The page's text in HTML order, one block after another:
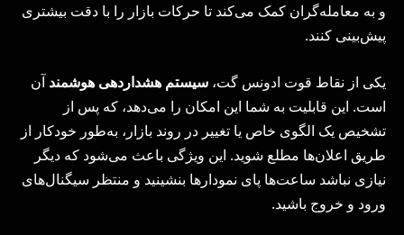
و به معامله‌گران کمک می‌کند تا حرکات بازار را با دقت بیشتری
پیش‌بینی کنند.
یکی از نقاط قوت ادونس گت، سیستم هشداردهی هوشمندآن
است. این قابلیت به شما این امکان را می‌دهد، که پس از
تشخیص یک الگوی خاص یا تغییر در روند بازار، به‌طور خودکار از
طریق اعلان‌ها مطلع شوید. این ویژگی باعث می‌شود که دیگر
نیازی نباشد ساعت‌ها پای نمودارها بنشینید و منتظر سیگنال‌های
ورود و خروج باشید.